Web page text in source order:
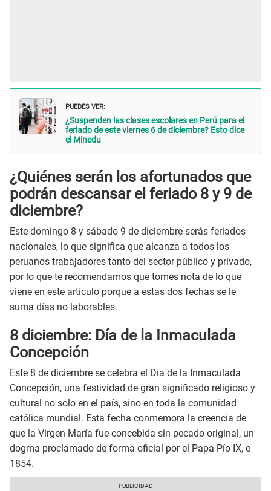
PUEDES VER:
¿Suspenden las clases escolares en Perú para el
feriado de este viernes 6 de diciembre? Esto dice
el Minedu
¿Quiénes serán los afortunados que
podrán descansar el feriado 8 y 9 de
diciembre?
Este domingo 8 y sábado 9 de diciembre serás feriados
nacionales, lo que significa que alcanza a todos los
peruanos trabajadores tanto del sector público y privado,
por lo que te recomendamos que tomes nota de lo que
viene en este artículo porque a estas dos fechas se le
suma días no laborables.
8 diciembre: Día de la Inmaculada
Concepción
Este 8 de diciembre se celebra el Día de la Inmaculada
Concepción, una festividad de gran significado religioso y
cultural no solo en el país, sino en toda la comunidad
católica mundial. Esta fecha conmemora la creencia de
que la Virgen María fue concebida sin pecado original, un
dogma proclamado de forma oficial por el Papa Pío IX, e
1854.